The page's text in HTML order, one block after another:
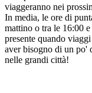
viaggeranno nei
In media, le ore di
mattino o tra le 16:00
presente quando
aver bisogno di un po'
nelle grandi città!